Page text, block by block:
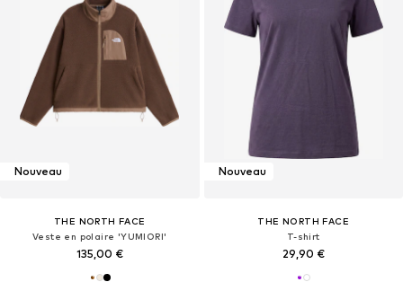
Nouveau
THE NORTH FACE
Veste en polaire 'YUMIORI'
135,00 €
Nouveau
THE NORTH FACE
T-shirt
29,90 €